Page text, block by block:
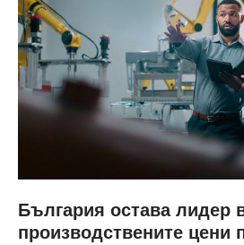
България остава лидер
производствените цени